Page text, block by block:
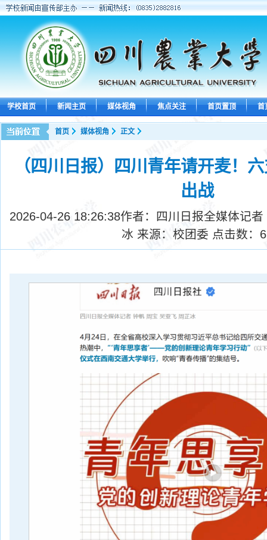
学校首页 新闻主页 媒体视角 焦点关注 首页置顶 首
首页 媒体视角 正文
（四川日报）四川青年请开麦！
出战
2026-04-26 18:26:38作者：四川日报全媒体记
冰 来源：校团委 点击数：